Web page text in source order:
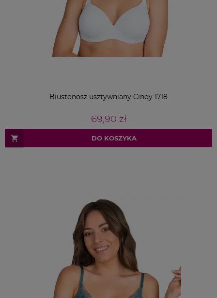
Biustonosz usztywniany Cindy 1718
69,90 zł
DO KOSZYKA